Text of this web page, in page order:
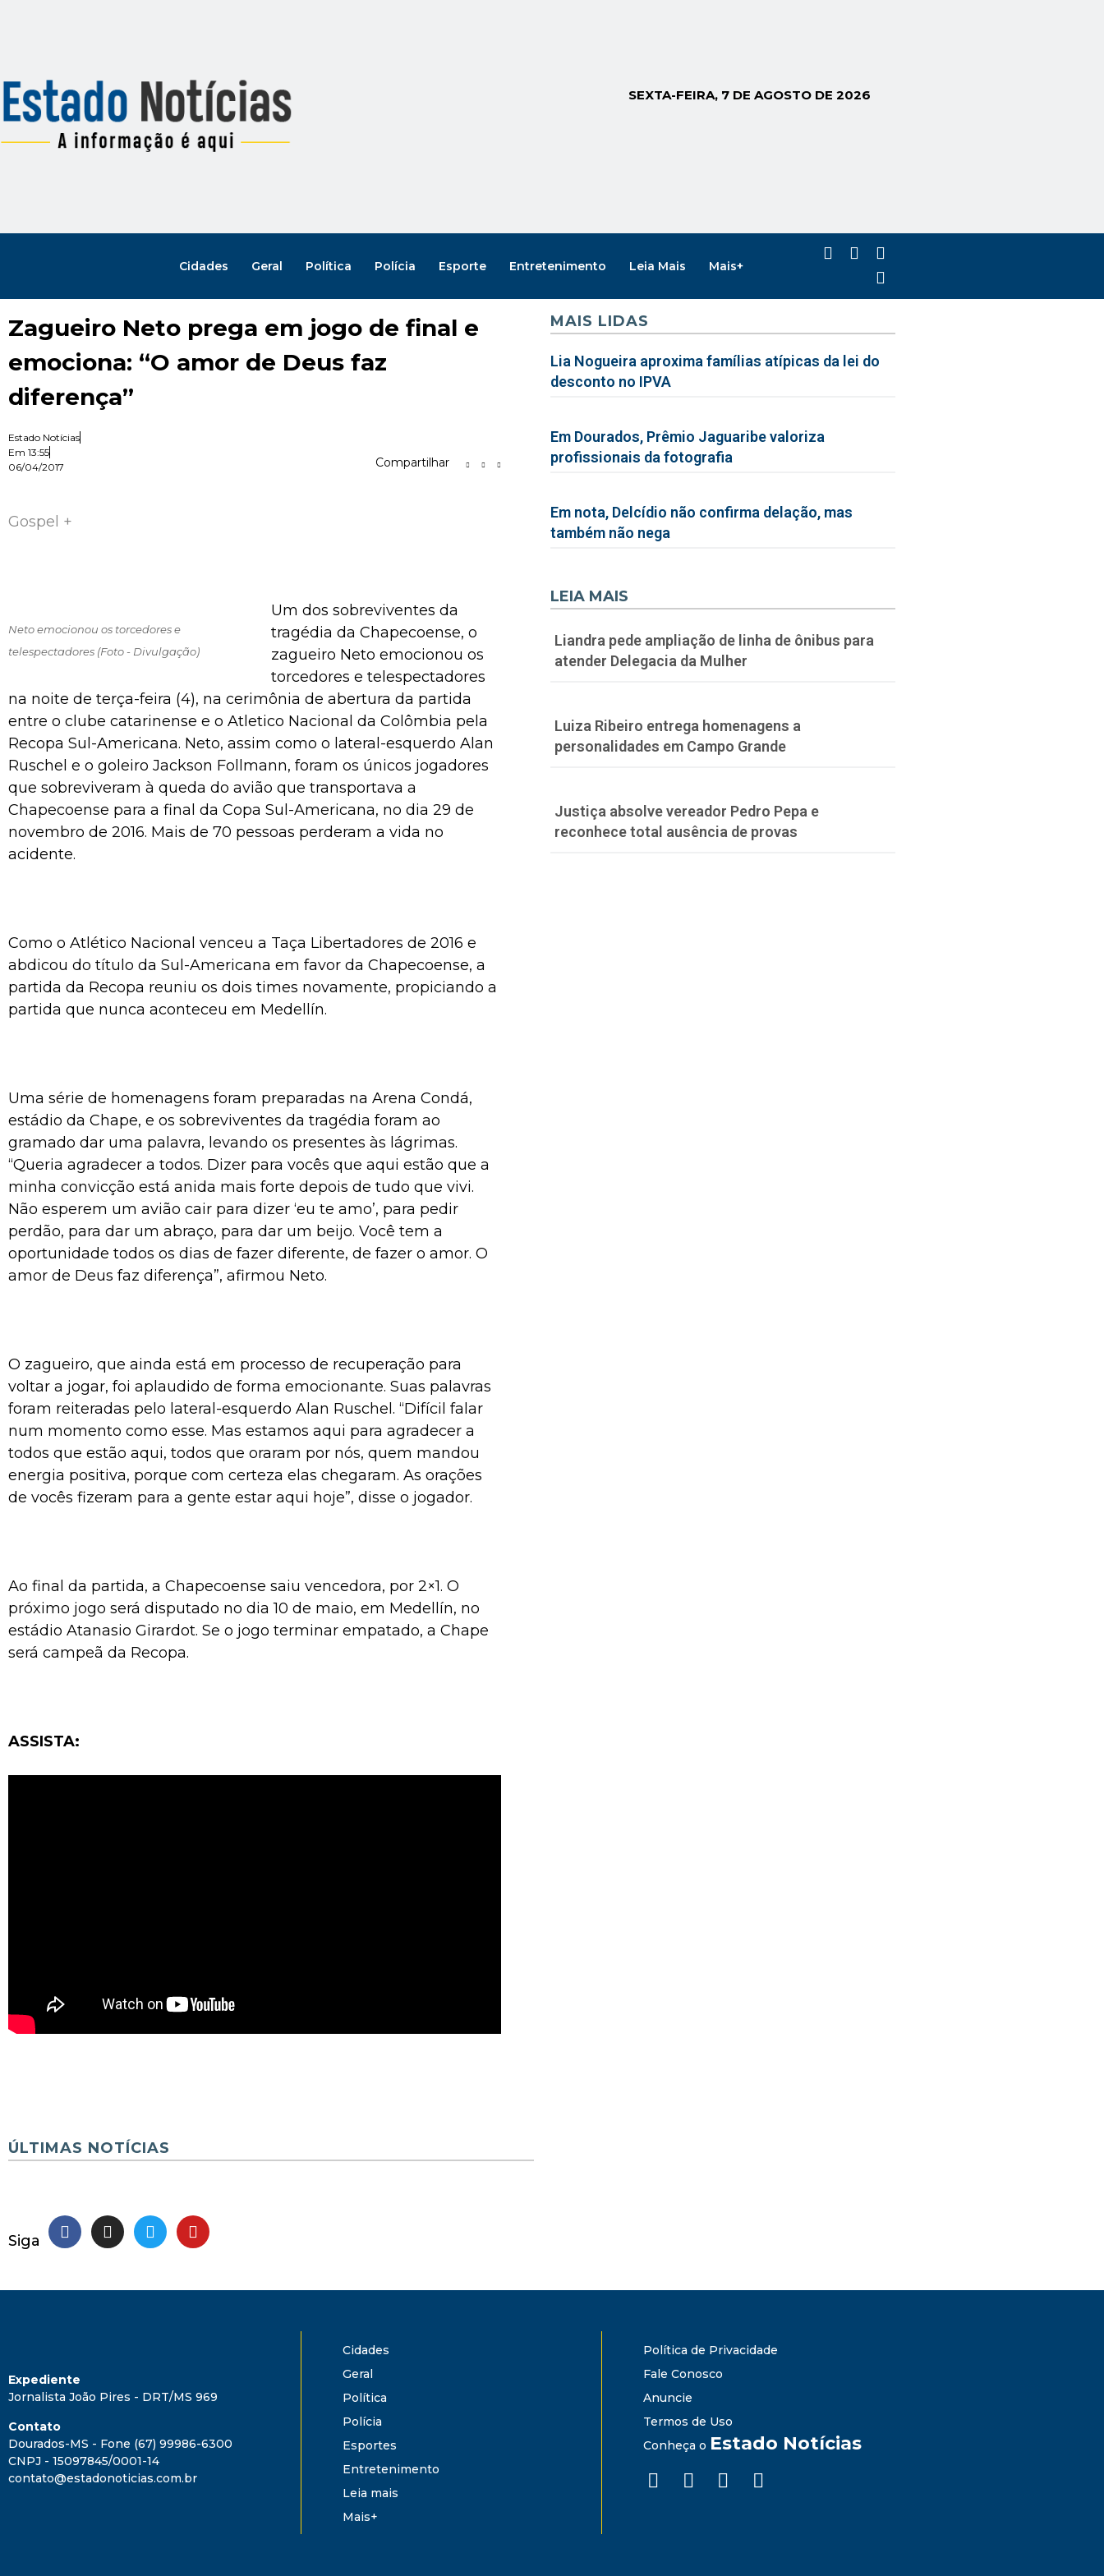
SEXTA-FEIRA, 7 DE AGOSTO DE 2026
Cidades Geral Política Polícia Esporte Entretenimento Leia Mais Mais+
Zagueiro Neto prega em jogo de final e
emociona: “O amor de Deus faz
diferença”
Estado Notícias
Em 13:55
06/04/2017
Compartilhar
Gospel +
Neto emocionou os torcedores e
telespectadores (Foto - Divulgação)
Um dos sobreviventes da
tragédia da Chapecoense, o
zagueiro Neto emocionou os
torcedores e telespectadores
na noite de terça-feira (4), na cerimônia de abertura da partida
entre o clube catarinense e o Atletico Nacional da Colômbia pela
Recopa Sul-Americana. Neto, assim como o lateral-esquerdo Alan
Ruschel e o goleiro Jackson Follmann, foram os únicos jogadores
que sobreviveram à queda do avião que transportava a
Chapecoense para a final da Copa Sul-Americana, no dia 29 de
novembro de 2016. Mais de 70 pessoas perderam a vida no
acidente.
Como o Atlético Nacional venceu a Taça Libertadores de 2016 e
abdicou do título da Sul-Americana em favor da Chapecoense, a
partida da Recopa reuniu os dois times novamente, propiciando a
partida que nunca aconteceu em Medellín.
Uma série de homenagens foram preparadas na Arena Condá,
estádio da Chape, e os sobreviventes da tragédia foram ao
gramado dar uma palavra, levando os presentes às lágrimas.
“Queria agradecer a todos. Dizer para vocês que aqui estão que a
minha convicção está anida mais forte depois de tudo que vivi.
Não esperem um avião cair para dizer ‘eu te amo’, para pedir
perdão, para dar um abraço, para dar um beijo. Você tem a
oportunidade todos os dias de fazer diferente, de fazer o amor. O
amor de Deus faz diferença”, afirmou Neto.
O zagueiro, que ainda está em processo de recuperação para
voltar a jogar, foi aplaudido de forma emocionante. Suas palavras
foram reiteradas pelo lateral-esquerdo Alan Ruschel. “Difícil falar
num momento como esse. Mas estamos aqui para agradecer a
todos que estão aqui, todos que oraram por nós, quem mandou
energia positiva, porque com certeza elas chegaram. As orações
de vocês fizeram para a gente estar aqui hoje”, disse o jogador.
Ao final da partida, a Chapecoense saiu vencedora, por 2×1. O
próximo jogo será disputado no dia 10 de maio, em Medellín, no
estádio Atanasio Girardot. Se o jogo terminar empatado, a Chape
será campeã da Recopa.
ASSISTA:
MAIS LIDAS
Lia Nogueira aproxima famílias atípicas da lei do
desconto no IPVA
Em Dourados, Prêmio Jaguaribe valoriza
profissionais da fotografia
Em nota, Delcídio não confirma delação, mas
também não nega
LEIA MAIS
Liandra pede ampliação de linha de ônibus para
atender Delegacia da Mulher
Luiza Ribeiro entrega homenagens a
personalidades em Campo Grande
Justiça absolve vereador Pedro Pepa e
reconhece total ausência de provas
ÚLTIMAS NOTÍCIAS
Siga
Expediente
Jornalista João Pires - DRT/MS 969
Contato
Dourados-MS - Fone (67) 99986-6300
CNPJ - 15097845/0001-14
contato@estadonoticias.com.br
Cidades
Geral
Política
Polícia
Esportes
Entretenimento
Leia mais
Mais+
Política de Privacidade
Fale Conosco
Anuncie
Termos de Uso
Conheça o Estado Notícias